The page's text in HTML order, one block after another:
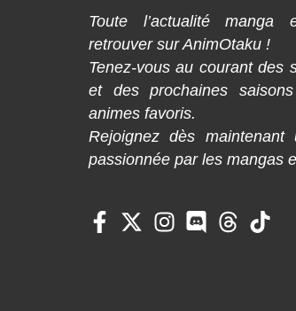
Toute l’actualité
retrouver sur AnimOtaku !
Tenez-vous au courant des
et des prochaines
animes favoris.
Rejoignez dès maintenant
passionnée par les mangas